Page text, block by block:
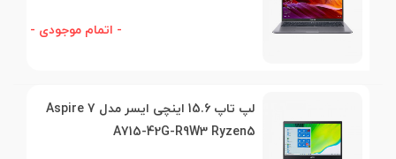
- اتمام موجودی -
لپ تاپ 15.6 اینچی ایسر مدل Aspire 7
A715-42G-R9W3 Ryzen5